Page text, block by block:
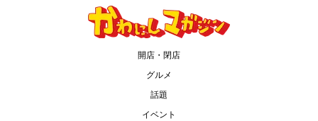
開店・閉店
グルメ
話題
イベント